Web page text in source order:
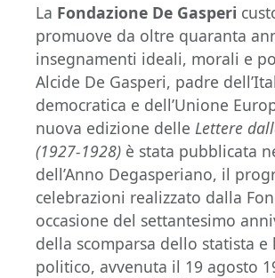
La Fondazione De Gasperi
promuove da oltre quaranta
insegnamenti ideali, morali e
Alcide De Gasperi, padre
democratica e dell’Unione
nuova edizione delle Lettere
(1927-1928) è stata pubblicata
dell’Anno Degasperiano, il
celebrazioni realizzato dalla
occasione del settantesimo
della scomparsa dello statista e
politico, avvenuta il 19 agosto